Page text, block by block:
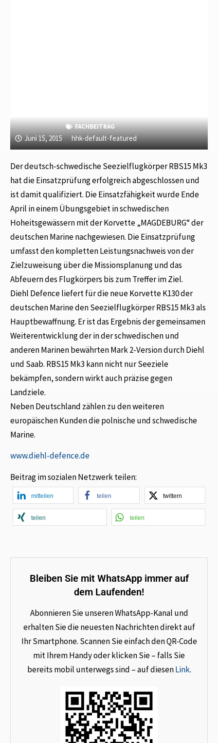
FACHBEITRAG
Juni 15, 2015 hhk-default-featured
Der deutsch-schwedische Seezielflugkörper RBS15 Mk3
hat die Einsatzprüfung erfolgreich abgeschlossen und
ist damit qualifiziert. Die Einsatzfähigkeit wurde Ende
April in einem Übungsgebiet in schwedischen
Hoheitsgewässern mit der Korvette „MAGDEBURG“ der
deutschen Marine nachgewiesen. Die Einsatzprüfung
umfasst den kompletten Leistungsnachweis von der
Zielzuweisung über die Missionsplanung und das
Abfeuern des Flugkörpers bis zum Treffer im Ziel.
Diehl Defence liefert für die neue Korvette K130 der
deutschen Marine den Seezielflugkörper RBS15 Mk3 als
Hauptbewaffnung. Er ist das Ergebnis der gemeinsamen
Weiterentwicklung der in der schwedischen und
anderen Marinen bewährten Mark 2-Version durch Diehl
und Saab. RBS15 Mk3 kann nicht nur Seeziele
bekämpfen, sondern wirkt auch präzise gegen
Landziele.
Neben Deutschland zählen zu den weiteren
europäischen Kunden die polnische und schwedische
Marine.
www.diehl-defence.de
Beitrag im sozialen Netzwerk teilen:
mitteilen teilen twittern
teilen teilen
Bleiben Sie mit WhatsApp immer auf
dem Laufenden!
Abonnieren Sie unseren WhatsApp-Kanal und
erhalten Sie die neuesten Nachrichten direkt auf
Ihr Smartphone. Scannen Sie einfach den QR-Code
mit Ihrem Handy oder klicken Sie – falls Sie
bereits mobil unterwegs sind – auf diesenLink.